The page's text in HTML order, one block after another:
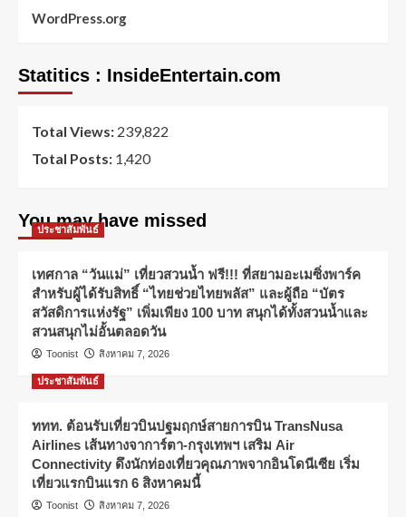
WordPress.org
Statitics : InsideEntertain.com
Total Views: 239,822
Total Posts: 1,420
You may have missed
ประชาสัมพันธ์
เทศกาล “วันแม่” เที่ยวสวนน้ำ ฟรี!!! ที่สยามอะเมซิ่งพาร์ค
สำหรับผู้ได้รับสิทธิ์ “ไทยช่วยไทยพลัส” และผู้ถือ “บัตร
สวัสดิการแห่งรัฐ” เพิ่มเพียง 100 บาท สนุกได้ทั้งสวนน้ำและ
สวนสนุกไม่อั้นตลอดวัน
Toonist สิงหาคม 7, 2026
ประชาสัมพันธ์
ททท. ต้อนรับเที่ยวบินปฐมฤกษ์สายการบิน TransNusa
Airlines เส้นทางจาการ์ตา-กรุงเทพฯ เสริม Air
Connectivity ดึงนักท่องเที่ยวคุณภาพจากอินโดนีเซีย เริ่ม
เที่ยวแรกบินแรก 6 สิงหาคมนี้
Toonist สิงหาคม 7, 2026